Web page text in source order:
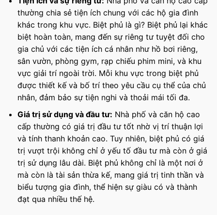
thường chia sẻ tiện ích chung với các hộ gia đình
khác trong khu vực. Biệt phủ là gì? Biệt phủ lại khác
biệt hoàn toàn, mang đến sự riêng tư tuyệt đối cho
gia chủ với các tiện ích cá nhân như hồ bơi riêng,
sân vườn, phòng gym, rạp chiếu phim mini, và khu
vực giải trí ngoài trời. Mỗi khu vực trong biệt phủ
được thiết kế và bố trí theo yêu cầu cụ thể của chủ
nhân, đảm bảo sự tiện nghi và thoải mái tối đa.
Giá trị sử dụng và đầu tư: Nhà phố và căn hộ cao
cấp thường có giá trị đầu tư tốt nhờ vị trí thuận lợi
và tính thanh khoản cao. Tuy nhiên, biệt phủ có giá
trị vượt trội không chỉ ở yếu tố đầu tư mà còn ở giá
trị sử dụng lâu dài. Biệt phủ không chỉ là một nơi ở
mà còn là tài sản thừa kế, mang giá trị tinh thần và
biểu tượng gia đình, thể hiện sự giàu có và thành
đạt qua nhiều thế hệ.